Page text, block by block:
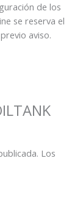
de los
se reserva el
aviso.
Los